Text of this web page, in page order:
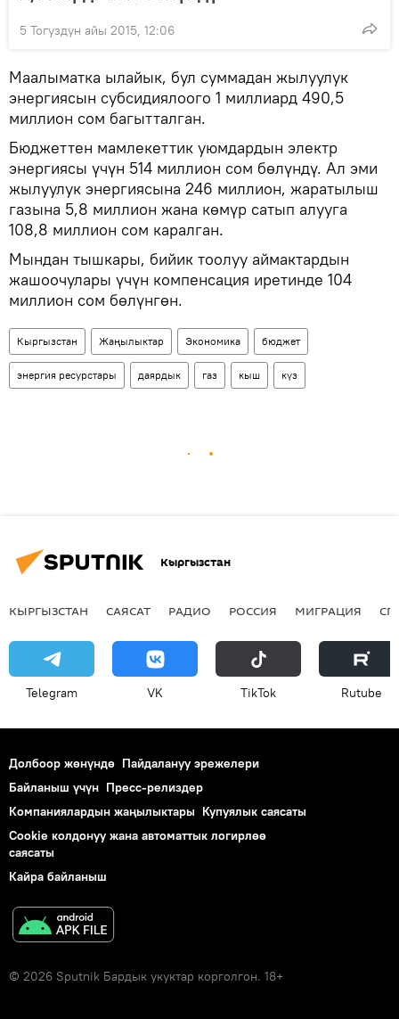
5 Тогуздун айы 2015, 12:06
Маалыматка ылайык, бул суммадан жылуулук
энергиясын субсидиялоого 1 миллиард 490,5
миллион сом багытталган.
Бюджеттен мамлекеттик уюмдардын электр
энергиясы үчүн 514 миллион сом бөлүндү. Ал эми
жылуулук энергиясына 246 миллион, жаратылыш
газына 5,8 миллион жана көмүр сатып алууга
108,8 миллион сом каралган.
Мындан тышкары, бийик тоолуу аймактардын
жашоочулары үчүн компенсация иретинде 104
миллион сом бөлүнгөн.
Кыргызстан Жаңылыктар Экономика бюджет
энергия ресурстары даярдык газ кыш күз
Кыргызстан
КЫРГЫЗСТАН САЯСАТ РАДИО РОССИЯ МИГРАЦИЯ
Telegram VK ТikТоk Rutube
Долбоор жөнүндө Пайдалануу эрежелери
Байланыш үчүн Пресс-релиздер
Компаниялардын жаңылыктары Купуялык саясаты
Cookie колдонуу жана автоматтык логирлөө
саясаты
Кайра байланыш
© 2026 Sputnik Бардык укуктар корголгон. 18+